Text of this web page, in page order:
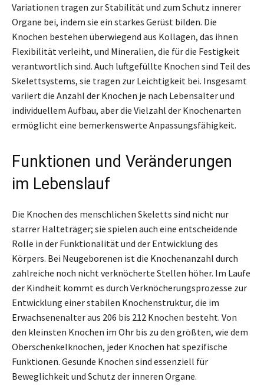
Variationen tragen zur Stabilität und zum Schutz innerer
Organe bei, indem sie ein starkes Gerüst bilden. Die
Knochen bestehen überwiegend aus Kollagen, das ihnen
Flexibilität verleiht, und Mineralien, die für die Festigkeit
verantwortlich sind. Auch luftgefüllte Knochen sind Teil des
Skelettsystems, sie tragen zur Leichtigkeit bei. Insgesamt
variiert die Anzahl der Knochen je nach Lebensalter und
individuellem Aufbau, aber die Vielzahl der Knochenarten
ermöglicht eine bemerkenswerte Anpassungsfähigkeit.
Funktionen und Veränderungen
im Lebenslauf
Die Knochen des menschlichen Skeletts sind nicht nur
starrer Halteträger; sie spielen auch eine entscheidende
Rolle in der Funktionalität und der Entwicklung des
Körpers. Bei Neugeborenen ist die Knochenanzahl durch
zahlreiche noch nicht verknöcherte Stellen höher. Im Laufe
der Kindheit kommt es durch Verknöcherungsprozesse zur
Entwicklung einer stabilen Knochenstruktur, die im
Erwachsenenalter aus 206 bis 212 Knochen besteht. Von
den kleinsten Knochen im Ohr bis zu den größten, wie dem
Oberschenkelknochen, jeder Knochen hat spezifische
Funktionen. Gesunde Knochen sind essenziell für
Beweglichkeit und Schutz der inneren Organe.